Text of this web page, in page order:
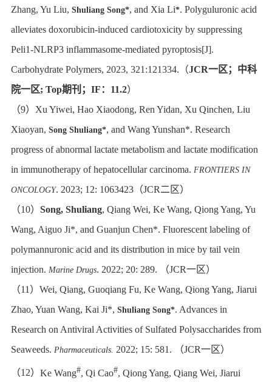
Zhang, Yu Liu, Shuliang Song*, and Xia Li*. Polyguluronic acid
alleviates doxorubicin-induced cardiotoxicity by suppressing
Peli1-NLRP3 inflammasome-mediated pyroptosis[J].
Carbohydrate Polymers, 2023, 321:121334. （JCR一区；中科
院一区; Top期刊； IF ： 11.2）
（9） Xu Yiwei, Hao Xiaodong, Ren Yidan, Xu Qinchen, Liu
Xiaoyan, Song Shuliang*, and Wang Yunshan*. Research
progress of abnormal lactate metabolism and lactate modification
in immunotherapy of hepatocellular carcinoma. FRONTIERS IN
ONCOLOGY. 2023; 12: 1063423（JCR二区）
（10） Song, Shuliang, Qiang Wei, Ke Wang, Qiong Yang, Yu
Wang, Aiguo Ji*, and Guanjun Chen*. Fluorescent labeling of
polymannuronic acid and its distribution in mice by tail vein
injection. Marine Drugs. 2022; 20: 289. （JCR一区）
（11） Wei, Qiang, Guoqiang Fu, Ke Wang, Qiong Yang, Jiarui
Zhao, Yuan Wang, Kai Ji*, Shuliang Song*. Advances in
Research on Antiviral Activities of Sulfated Polysaccharides from
Seaweeds. Pharmaceuticals. 2022; 15: 581. （JCR一区）
（12） Ke Wang#, Qi Cao#, Qiong Yang, Qiang Wei, Jiarui